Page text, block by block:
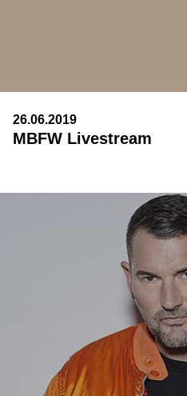
26.06.2019
MBFW Livestream